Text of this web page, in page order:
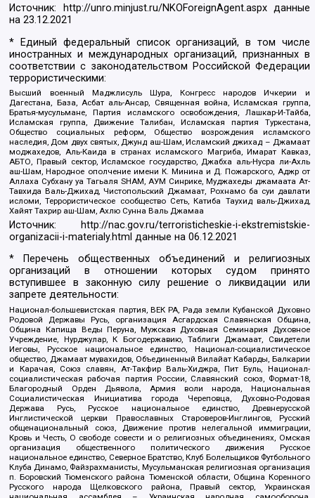
Источник: http://unro.minjust.ru/NKOForeignAgent.aspxданные
на23.12.2021
* Единый федеральный список организаций, в том числе
иностранных и международных организаций, признанных в
соответствии с законодательством Российской Федерации
террористическими:
Высший военный Маджлисуль Шура, Конгресс народов Ичкерии и
Дагестана, База, Асбат аль-Ансар, Священная война, Исламская группа,
Братья-мусульмане, Партия исламского освобождения, Лашкар-И-Тайба,
Исламская группа, Движение Талибан, Исламская партия Туркестана,
Общество социальных реформ, Общество возрождения исламского
наследия, Дом двух святых, Джунд аш-Шам, Исламский джихад – Джамаат
моджахедов, Аль-Каида в странах исламского Магриба, Имарат Кавказ,
АБТО, Правый сектор, Исламское государство, Джабха аль-Нусра ли-Ахль
аш-Шам, Народное ополчение имени К. Минина и Д. Пожарского, Аджр от
Аллаха Субхану уа Тагьаля SHAM, АУМ Синрике, Муджахеды джамаата Ат-
Тавхида Валь-Джихад, Чистопольский Джамаат, Рохнамо ба суи давлати
исломи, Террористическое сообщество Сеть, Катиба Таухид валь-Джихад,
Хайят Тахрир аш-Шам, Ахлю Сунна Валь Джамаа
Источник:
http://nac.gov.ru/terroristicheskie-i-ekstremistskie-
organizacii-i-materialy.html данные на06.12.2021
* Перечень общественных объединений и религиозных
организаций в отношении которых судом принято
вступившее в законную силу решение о ликвидации или
запрете деятельности:
Национал-большевистская партия, ВЕК РА, Рада земли Кубанской Духовно
Родовой Державы Русь, организация Асгардская Славянская Община,
Община Капища Веды Перуна, Мужская Духовная Семинария Духовное
Учреждение, Нурджулар, К Богодержавию, Таблиги Джамаат, Свидетели
Иеговы, Русское национальное единство, Национал-социалистическое
общество, Джамаат мувахидов, Объединенный Вилайат Кабарды, Балкарии
и Карачая, Союз славян, Ат-Такфир Валь-Хиджра, Пит Буль, Национал-
социалистическая рабочая партия России, Славянский союз, Формат-18,
Благородный Орден Дьявола, Армия воли народа, Национальная
Социалистическая Инициатива города Череповца, Духовно-Родовая
Держава Русь, Русское национальное единство, Древнерусской
Инглистической церкви Православных Староверов-Инглингов, Русский
общенациональный союз, Движение против нелегальной иммиграции,
Кровь и Честь, О свободе совести и о религиозных объединениях, Омская
организация общественного политического движения Русское
национальное единство, Северное Братство, Клуб Болельщиков Футбольного
Клуба Динамо, Файзрахманисты, Мусульманская религиозная организация
п. Боровский Тюменского района Тюменской области, Община Коренного
Русского народа Щелковского района, Правый сектор, Украинская